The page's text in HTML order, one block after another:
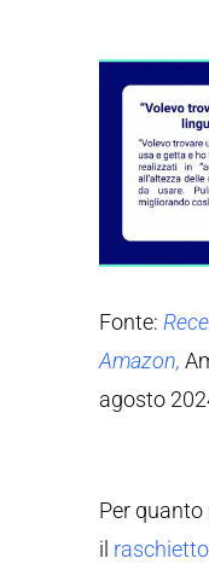
Fonte:
Amazon,
agosto
Per
il